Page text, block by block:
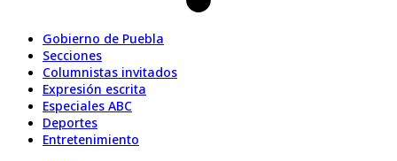
Gobierno de Puebla
Secciones
Columnistas invitados
Expresión escrita
Especiales ABC
Deportes
Entretenimiento